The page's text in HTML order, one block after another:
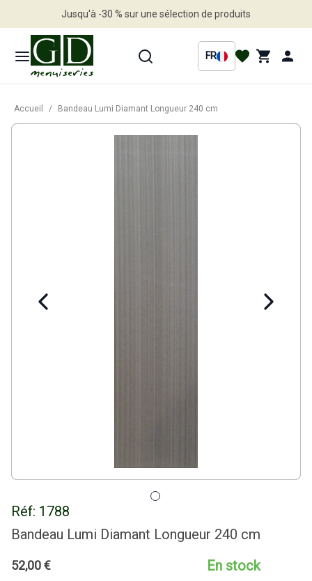
Jusqu'à -30 % sur une sélection de produits
FR
Accueil / Bandeau Lumi Diamant Longueur 240 cm
Réf: 1788
Bandeau Lumi Diamant Longueur 240 cm
52,00€ En stock